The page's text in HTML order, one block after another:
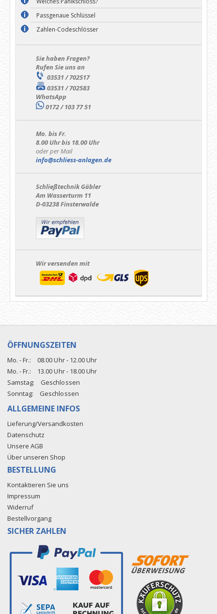
Passgenaue Schlüssel
Zahlen-Codeschlösser
Sie haben Fragen?
Rufen Sie uns an
03531 / 702517
03531 / 702583
WhatsApp
0172 / 103 77 51
Mo. bis Fr.
8.00 Uhr bis 18.00 Uhr
oder per Mail
info@schliess-anlagen.de
Schließtechnik Gäbler
Am Wasserturm 11
D-03238 Finsterwalde
Wir versenden mit
ÖFFNUNGSZEITEN
Mo. - Fr.:
08.00 Uhr - 12.00 Uhr
Mo. - Fr.:
13.00 Uhr - 18.00 Uhr
Samstag:
Geschlossen
Sonntag:
Geschlossen
ALLGEMEINE INFOS
Lieferung/Versandkosten
Datenschutz
Unsere AGB
Über unseren Shop
BESTELLUNG
Kontaktieren Sie uns
Impressum
Widerruf
Bestellvorgang
SICHER ZAHLEN